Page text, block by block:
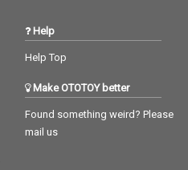
Help
Help Top
Make OTOTOY better
Found something weird? Please
mail us